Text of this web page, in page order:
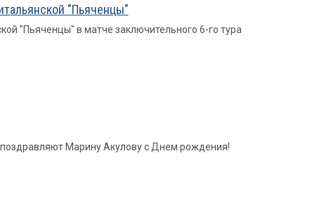
"Пьяченцы"
"Пьяченцы" в матче заключительного 6-го тура
поздравляют Марину Акулову с Днем рождения!